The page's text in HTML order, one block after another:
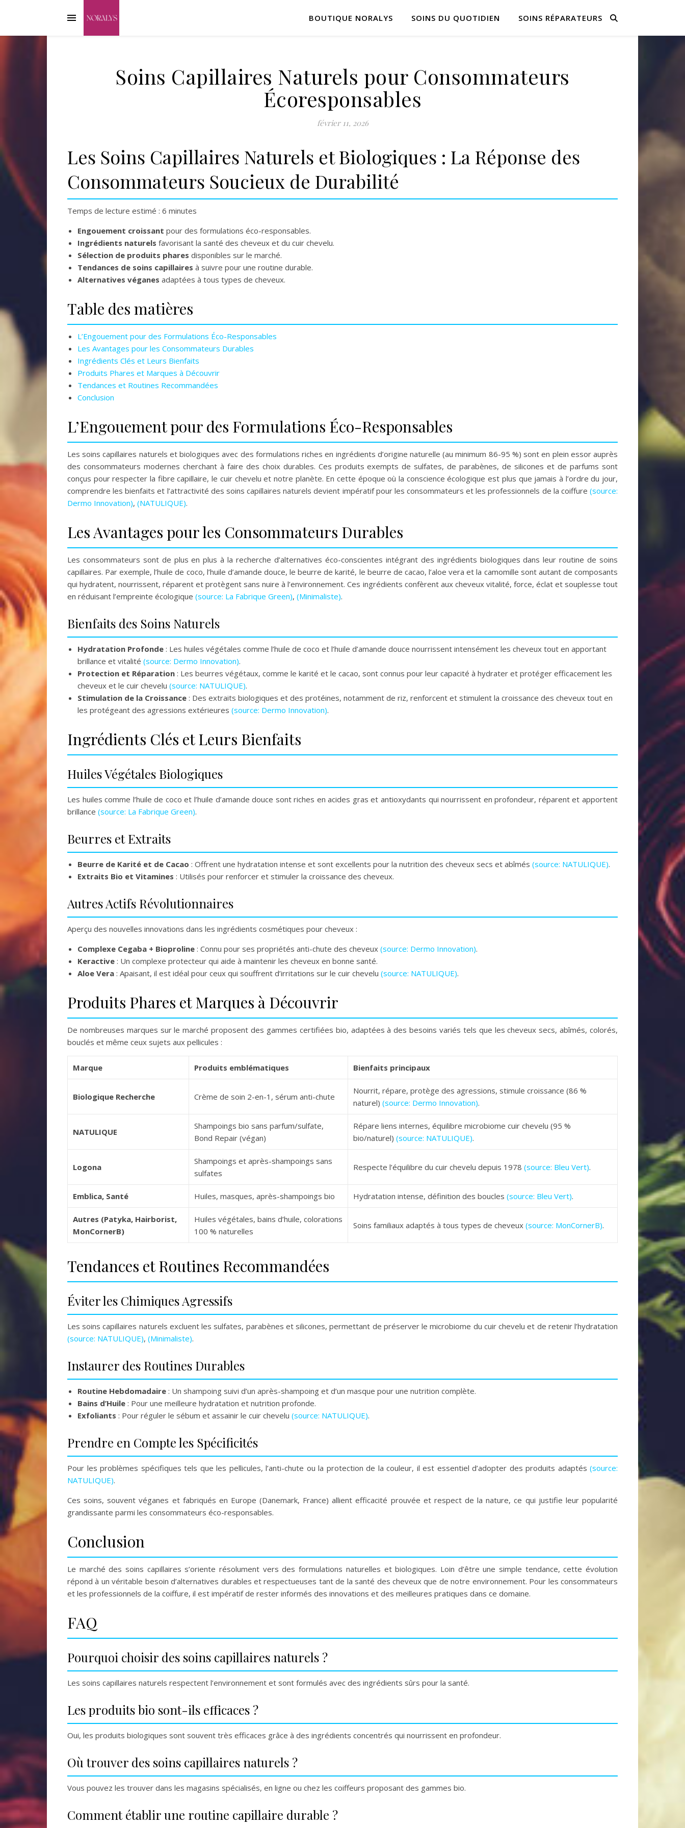
BOUTIQUE NORALYS SOINS DU QUOTIDIEN SOINS RÉPARATEURS
Soins Capillaires Naturels pour Consommateurs
Écoresponsables
février 11, 2026
Les Soins Capillaires Naturels et Biologiques : La Réponse des
Consommateurs Soucieux de Durabilité
Temps de lecture estimé : 6 minutes
Engouement croissant pour des formulations éco-responsables.
Ingrédients naturels favorisant la santé des cheveux et du cuir chevelu.
Sélection de produits phares disponibles sur le marché.
Tendances de soins capillaires à suivre pour une routine durable.
Alternatives véganes adaptées à tous types de cheveux.
Table des matières
L’Engouement pour des Formulations Éco-Responsables
Les Avantages pour les Consommateurs Durables
Ingrédients Clés et Leurs Bienfaits
Produits Phares et Marques à Découvrir
Tendances et Routines Recommandées
Conclusion
L’Engouement pour des Formulations Éco-Responsables
Les soins capillaires naturels et biologiques avec des formulations riches en ingrédients d’origine naturelle (au minimum 86-95 %) sont en plein essor auprès
des consommateurs modernes cherchant à faire des choix durables. Ces produits exempts de sulfates, de parabènes, de silicones et de parfums sont
conçus pour respecter la fibre capillaire, le cuir chevelu et notre planète. En cette époque où la conscience écologique est plus que jamais à l’ordre du jour,
comprendre les bienfaits et l’attractivité des soins capillaires naturels devient impératif pour les consommateurs et les professionnels de la coiffure (source:
Dermo Innovation), (NATULIQUE).
Les Avantages pour les Consommateurs Durables
Les consommateurs sont de plus en plus à la recherche d’alternatives éco-conscientes intégrant des ingrédients biologiques dans leur routine de soins
capillaires. Par exemple, l’huile de coco, l’huile d’amande douce, le beurre de karité, le beurre de cacao, l’aloe vera et la camomille sont autant de composants
qui hydratent, nourrissent, réparent et protègent sans nuire à l’environnement. Ces ingrédients confèrent aux cheveux vitalité, force, éclat et souplesse tout
en réduisant l’empreinte écologique (source: La Fabrique Green), (Minimaliste).
Bienfaits des Soins Naturels
Hydratation Profonde : Les huiles végétales comme l’huile de coco et l’huile d’amande douce nourrissent intensément les cheveux tout en apportant
brillance et vitalité (source: Dermo Innovation).
Protection et Réparation : Les beurres végétaux, comme le karité et le cacao, sont connus pour leur capacité à hydrater et protéger efficacement les
cheveux et le cuir chevelu (source: NATULIQUE).
Stimulation de la Croissance : Des extraits biologiques et des protéines, notamment de riz, renforcent et stimulent la croissance des cheveux tout en
les protégeant des agressions extérieures (source: Dermo Innovation).
Ingrédients Clés et Leurs Bienfaits
Huiles Végétales Biologiques
Les huiles comme l’huile de coco et l’huile d’amande douce sont riches en acides gras et antioxydants qui nourrissent en profondeur, réparent et apportent
brillance (source: La Fabrique Green).
Beurres et Extraits
Beurre de Karité et de Cacao : Offrent une hydratation intense et sont excellents pour la nutrition des cheveux secs et abîmés (source: NATULIQUE).
Extraits Bio et Vitamines : Utilisés pour renforcer et stimuler la croissance des cheveux.
Autres Actifs Révolutionnaires
Aperçu des nouvelles innovations dans les ingrédients cosmétiques pour cheveux :
Complexe Cegaba + Bioproline : Connu pour ses propriétés anti-chute des cheveux (source: Dermo Innovation).
Keractive : Un complexe protecteur qui aide à maintenir les cheveux en bonne santé.
Aloe Vera : Apaisant, il est idéal pour ceux qui souffrent d’irritations sur le cuir chevelu (source: NATULIQUE).
Produits Phares et Marques à Découvrir
De nombreuses marques sur le marché proposent des gammes certifiées bio, adaptées à des besoins variés tels que les cheveux secs, abîmés, colorés,
bouclés et même ceux sujets aux pellicules :
Marque Produits emblématiques Bienfaits principaux
Biologique Recherche Crème de soin 2-en-1, sérum anti-chute
Nourrit, répare, protège des agressions, stimule croissance (86 %
naturel) (source: Dermo Innovation).
NATULIQUE
Shampoings bio sans parfum/sulfate,
Bond Repair (végan)
Répare liens internes, équilibre microbiome cuir chevelu (95 %
bio/naturel) (source: NATULIQUE).
Logona
Shampoings et après-shampoings sans
sulfates
Respecte l’équilibre du cuir chevelu depuis 1978 (source: Bleu Vert).
Emblica, Santé Huiles, masques, après-shampoings bio Hydratation intense, définition des boucles (source: Bleu Vert).
Autres (Patyka, Hairborist,
MonCornerB)
Huiles végétales, bains d’huile, colorations
100 % naturelles
Soins familiaux adaptés à tous types de cheveux (source: MonCornerB).
Tendances et Routines Recommandées
Éviter les Chimiques Agressifs
Les soins capillaires naturels excluent les sulfates, parabènes et silicones, permettant de préserver le microbiome du cuir chevelu et de retenir l’hydratation
(source: NATULIQUE), (Minimaliste).
Instaurer des Routines Durables
Routine Hebdomadaire : Un shampoing suivi d’un après-shampoing et d’un masque pour une nutrition complète.
Bains d’Huile : Pour une meilleure hydratation et nutrition profonde.
Exfoliants : Pour réguler le sébum et assainir le cuir chevelu (source: NATULIQUE).
Prendre en Compte les Spécificités
Pour les problèmes spécifiques tels que les pellicules, l’anti-chute ou la protection de la couleur, il est essentiel d’adopter des produits adaptés (source:
NATULIQUE).
Ces soins, souvent véganes et fabriqués en Europe (Danemark, France) allient efficacité prouvée et respect de la nature, ce qui justifie leur popularité
grandissante parmi les consommateurs éco-responsables.
Conclusion
Le marché des soins capillaires s’oriente résolument vers des formulations naturelles et biologiques. Loin d’être une simple tendance, cette évolution
répond à un véritable besoin d’alternatives durables et respectueuses tant de la santé des cheveux que de notre environnement. Pour les consommateurs
et les professionnels de la coiffure, il est impératif de rester informés des innovations et des meilleures pratiques dans ce domaine.
FAQ
Pourquoi choisir des soins capillaires naturels ?
Les soins capillaires naturels respectent l’environnement et sont formulés avec des ingrédients sûrs pour la santé.
Les produits bio sont-ils efficaces ?
Oui, les produits biologiques sont souvent très efficaces grâce à des ingrédients concentrés qui nourrissent en profondeur.
Où trouver des soins capillaires naturels ?
Vous pouvez les trouver dans les magasins spécialisés, en ligne ou chez les coiffeurs proposant des gammes bio.
Comment établir une routine capillaire durable ?